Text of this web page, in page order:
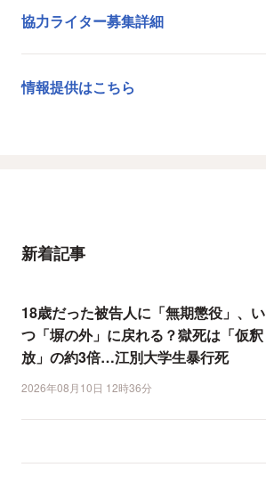
協力ライター募集詳細
情報提供はこちら
新着記事
18歳だった被告人に「無期懲役」、い
つ「塀の外」に戻れる？獄死は「仮釈
放」の約3倍…江別大学生暴行死
2026年08月10日 12時36分